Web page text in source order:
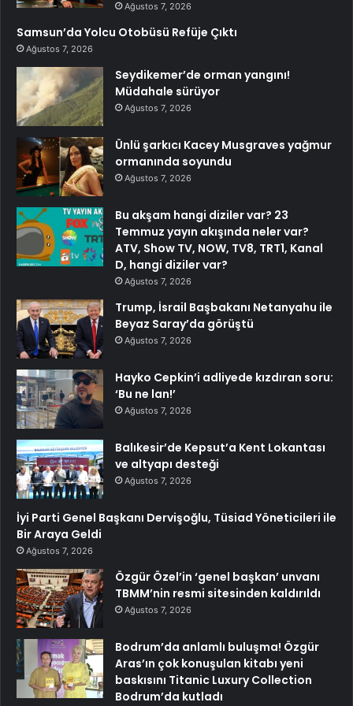
Ağustos 7, 2026
Samsun’da Yolcu Otobüsü Refüje Çıktı
Ağustos 7, 2026
Seydikemer’de orman yangını!
Müdahale sürüyor
Ağustos 7, 2026
Ünlü şarkıcı Kacey Musgraves yağmur
ormanında soyundu
Ağustos 7, 2026
Bu akşam hangi diziler var? 23
Temmuz yayın akışında neler var?
ATV, Show TV, NOW, TV8, TRT1, Kanal
D, hangi diziler var?
Ağustos 7, 2026
Trump, İsrail Başbakanı Netanyahu ile
Beyaz Saray’da görüştü
Ağustos 7, 2026
Hayko Cepkin’i adliyede kızdıran soru:
‘Bu ne lan!’
Ağustos 7, 2026
Balıkesir’de Kepsut’a Kent Lokantası
ve altyapı desteği
Ağustos 7, 2026
İyi Parti Genel Başkanı Dervişoğlu, Tüsiad Yöneticileri ile
Bir Araya Geldi
Ağustos 7, 2026
Özgür Özel’in ‘genel başkan’ unvanı
TBMM’nin resmi sitesinden kaldırıldı
Ağustos 7, 2026
Bodrum’da anlamlı buluşma! Özgür
Aras’ın çok konuşulan kitabı yeni
baskısını Titanic Luxury Collection
Bodrum’da kutladı